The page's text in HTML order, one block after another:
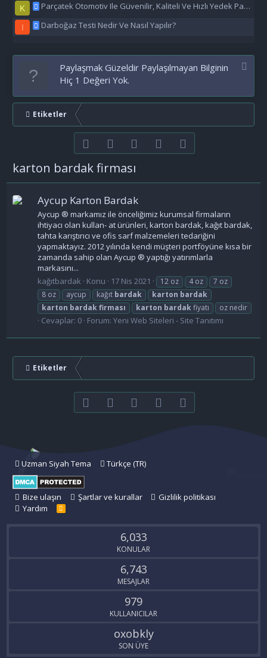
K Parçatek Otomotiv Ile Güvenilir, Kaliteli Ve Hızlı Yedek Parça Çözümleri
I Darboğaz Testi Nedir Ve Nasıl Yapılır?
Paylaşmak Güzeldir Paylaşılmayan Bilginin
Hiç 1 Değeri Yok.
Etiketler
FacebookTwitter youtubeBize ulaşın
karton bardak firması
Aycup Karton Bardak
Aycup ® markamız ile önceliğimiz kurumsal firmaların
ihtiyacı olan kullan- at ürünleri, karton bardak, kağıt bardak,
tahta karıştırıcı ve ofis sarf malzemeleri tedariğini
yapmaktayız. 2012 yılında kendi müşteri portföyüne kısa bir
zamanda sahip olan Aycup ® yaptığı yatırımlarla
markasını...
kağıtbardak
Konu 17 Nis 2021 12 oz 4 oz
7 oz
8 oz
aycup kağıt bardak karton bardak
karton bardakfirması karton bardakfiyatı oz nedir
Cevaplar: 0 Forum:Yeni Web Siteleri - Site Tanıtımı
Etiketler
FacebookTwitter youtubeBize ulaşın
Uzman Siyah Tema Türkçe (TR)
Bize ulaşın Şartlar ve kurallar
Gizlilik politikası
Yardım
R
S
6,033
KONULAR
6,743
MESAJLAR
979
KULLANICILAR
oxobkly
SON ÜYE